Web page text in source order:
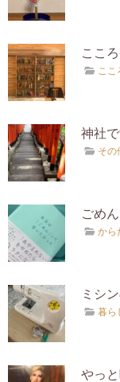
プロフィール
あざまゆきえからの
お問合せ
ここ
ここ
神社
その
ごめ
から
ミシ
暮ら
やっ